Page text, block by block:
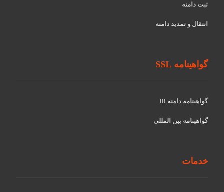
ثبت دامنه
انتقال و تمدید دامنه
گواهینامه SSL
گواهينامه دامنه IR
گواهينامه بین المللی
خدمات